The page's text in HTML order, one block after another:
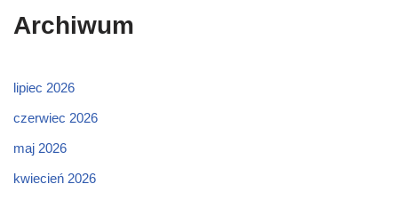
Archiwum
lipiec 2026
czerwiec 2026
maj 2026
kwiecień 2026